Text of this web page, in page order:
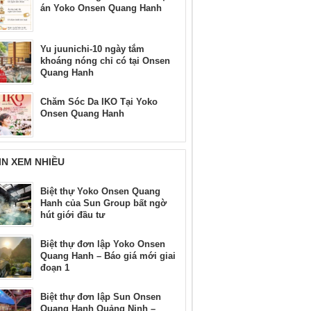
án Yoko Onsen Quang Hanh
Yu juunichi-10 ngày tắm
khoáng nóng chỉ có tại Onsen
Quang Hanh
Chăm Sóc Da IKO Tại Yoko
Onsen Quang Hanh
XEM NHIỀU
Biệt thự Yoko Onsen Quang
Hanh của Sun Group bất ngờ
hút giới đầu tư
Biệt thự đơn lập Yoko Onsen
Quang Hanh – Báo giá mới giai
đoạn 1
Biệt thự đơn lập Sun Onsen
Quang Hanh Quảng Ninh –